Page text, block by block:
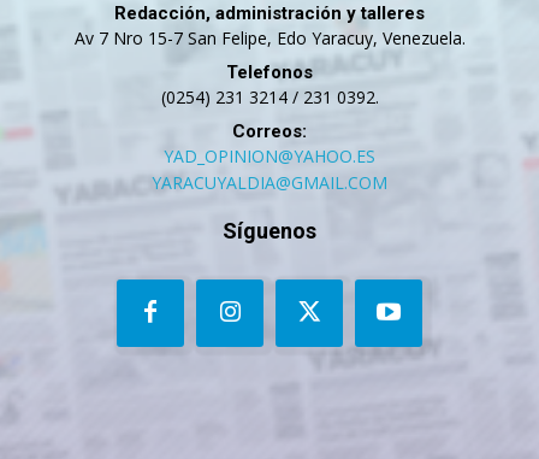
Redacción, administración y talleres
Av 7 Nro 15-7 San Felipe, Edo Yaracuy, Venezuela.
Telefonos
(0254) 231 3214 / 231 0392.
Correos:
YAD_OPINION@YAHOO.ES
YARACUYALDIA@GMAIL.COM
Síguenos